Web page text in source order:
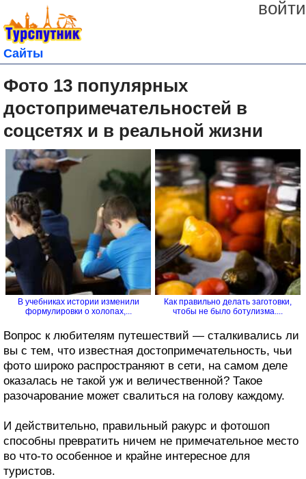
войти
Сайты
Фото 13 популярных
достопримечательностей в
соцсетях и в реальной жизни
В учебниках истории изменили
формулировки о холопах,...
Как правильно делать заготовки,
чтобы не было ботулизма....
Вопрос к любителям путешествий — сталкивались ли
вы с тем, что известная достопримечательность, чьи
фото широко распространяют в сети, на самом деле
оказалась не такой уж и величественной? Такое
разочарование может свалиться на голову каждому.
И действительно, правильный ракурс и фотошоп
способны превратить ничем не примечательное место
во что-то особенное и крайне интересное для
туристов.